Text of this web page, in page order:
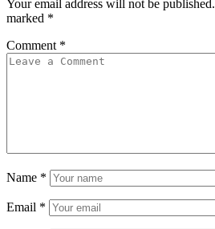
Your email address will not be published.
marked *
Comment *
Name *
Email *